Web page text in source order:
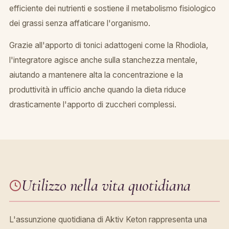
efficiente dei nutrienti e sostiene il metabolismo fisiologico
dei grassi senza affaticare l'organismo.
Grazie all'apporto di tonici adattogeni come la Rhodiola,
l'integratore agisce anche sulla stanchezza mentale,
aiutando a mantenere alta la concentrazione e la
produttività in ufficio anche quando la dieta riduce
drasticamente l'apporto di zuccheri complessi.
Utilizzo nella vita quotidiana
L'assunzione quotidiana di Aktiv Keton rappresenta una